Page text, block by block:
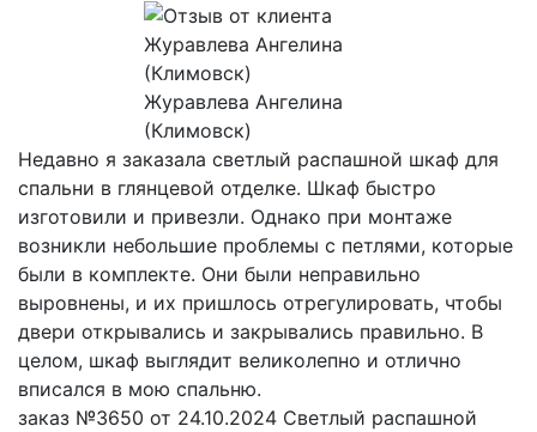
Журавлева Ангелина
(Климовск)
Недавно я заказала светлый распашной шкаф для
спальни в глянцевой отделке. Шкаф быстро
изготовили и привезли. Однако при монтаже
возникли небольшие проблемы с петлями, которые
были в комплекте. Они были неправильно
выровнены, и их пришлось отрегулировать, чтобы
двери открывались и закрывались правильно. В
целом, шкаф выглядит великолепно и отлично
вписался в мою спальню.
заказ №3650 от 24.10.2024 Светлый распашной